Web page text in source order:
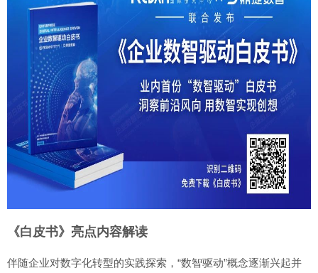
《白皮书》亮点内容解读
伴随企业对数字化转型的实践探索，“数智驱动”概念逐渐兴起并